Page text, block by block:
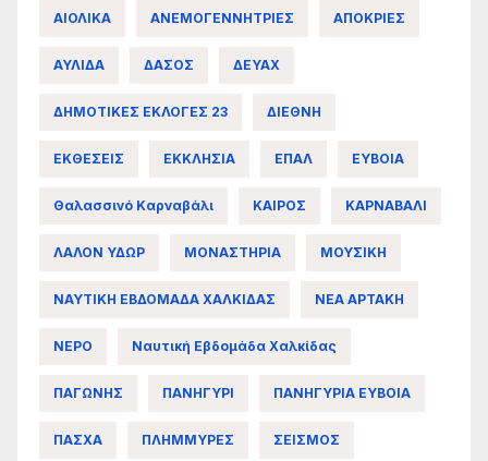
ΑΙΟΛΙΚΑ ΑΝΕΜΟΓΕΝΝΗΤΡΙΕΣ ΑΠΟΚΡΙΕΣ
ΑΥΛΙΔΑ ΔΑΣΟΣ ΔΕΥΑΧ
ΔΗΜΟΤΙΚΕΣ ΕΚΛΟΓΕΣ 23 ΔΙΕΘΝΗ
ΕΚΘΕΣΕΙΣ ΕΚΚΛΗΣΙΑ ΕΠΑΛ ΕΥΒΟΙΑ
Θαλασσινό Καρναβάλι ΚΑΙΡΟΣ ΚΑΡΝΑΒΑΛΙ
ΛΑΛΟΝ ΥΔΩΡ ΜΟΝΑΣΤΗΡΙΑ ΜΟΥΣΙΚΗ
ΝΑΥΤΙΚΗ ΕΒΔΟΜΑΔΑ ΧΑΛΚΙΔΑΣ ΝΕΑ ΑΡΤΑΚΗ
ΝΕΡΟ Ναυτική Εβδομάδα Χαλκίδας
ΠΑΓΩΝΗΣ ΠΑΝΗΓΥΡΙ ΠΑΝΗΓΥΡΙΑ ΕΥΒΟΙΑ
ΠΑΣΧΑ ΠΛΗΜΜΥΡΕΣ ΣΕΙΣΜΟΣ